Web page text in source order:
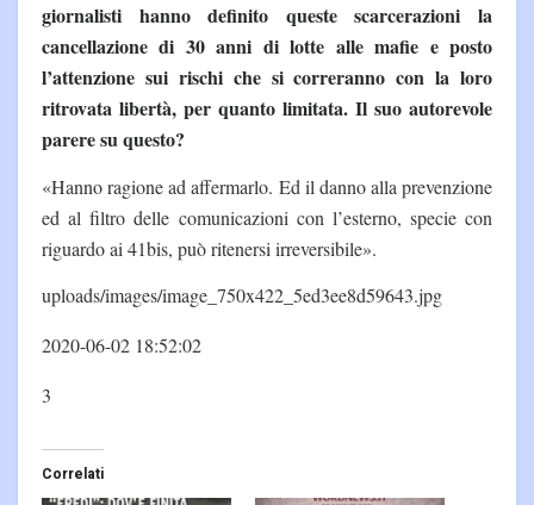
giornalisti hanno definito queste scarcerazioni la
cancellazione di 30 anni di lotte alle mafie e posto
l’attenzione sui rischi che si correranno con la loro
ritrovata libertà, per quanto limitata. Il suo autorevole
parere su questo?
«Hanno ragione ad affermarlo. Ed il danno alla prevenzione
ed al filtro delle comunicazioni con l’esterno, specie con
riguardo ai 41bis, può ritenersi irreversibile».
uploads/images/image_750x422_5ed3ee8d59643.jpg
2020-06-02 18:52:02
3
Correlati